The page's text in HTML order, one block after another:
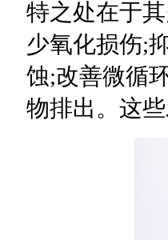
特之处在于
少氧化损伤;
蚀;改善微循
物排出。这